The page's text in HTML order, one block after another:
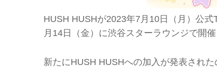
HUSH HUSHが2023年7月10日（月）公
月14日（金）に渋谷スターラウンジで開
新たにHUSH HUSHへの加入が発表され